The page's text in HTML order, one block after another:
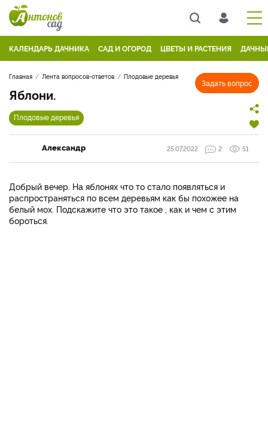
КАЛЕНДАРЬ ДАЧНИКА САД И ОГОРОД ЦВЕТЫ И РАСТЕНИЯ
Задать вопрос
Главная Лента вопросов-ответов Плодовые деревья
Яблони.
Плодовые деревья
Александр 25.07.2022 2 51
Добрый вечер. На яблонях что то стало появляться и
распространяться по всем деревьям как бы похожее на
белый мох. Подскажите что это такое , как и чем с этим
бороться.